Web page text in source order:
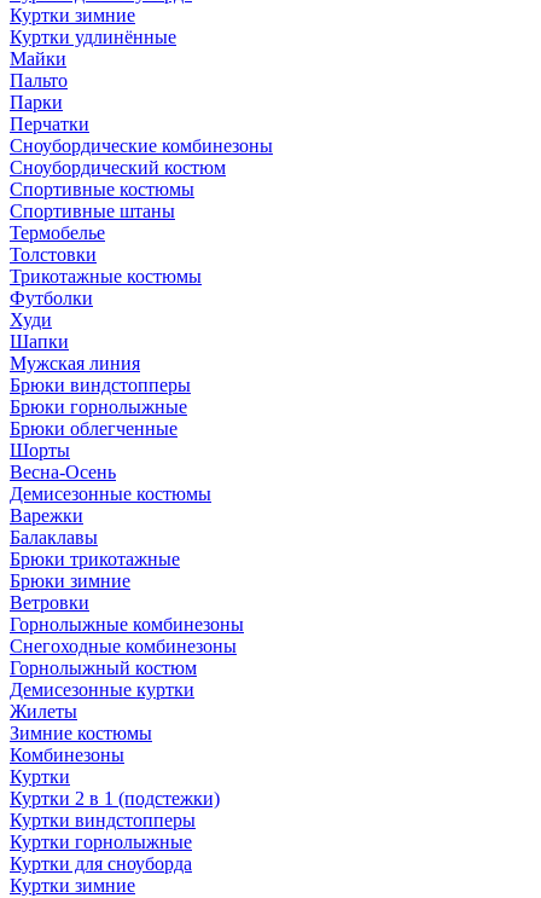
Куртки зимние
Куртки удлинённые
Майки
Пальто
Парки
Перчатки
Сноубордические комбинезоны
Сноубордический костюм
Спортивные костюмы
Спортивные штаны
Термобелье
Толстовки
Трикотажные костюмы
Футболки
Худи
Шапки
Мужская линия
Брюки виндстопперы
Брюки горнолыжные
Брюки облегченные
Шорты
Весна-Осень
Демисезонные костюмы
Варежки
Балаклавы
Брюки трикотажные
Брюки зимние
Ветровки
Горнолыжные комбинезоны
Снегоходные комбинезоны
Горнолыжный костюм
Демисезонные куртки
Жилеты
Зимние костюмы
Комбинезоны
Куртки
Куртки 2 в 1 (подстежки)
Куртки виндстопперы
Куртки горнолыжные
Куртки для сноуборда
Куртки зимние